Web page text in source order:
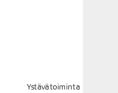
Ystävätoiminta